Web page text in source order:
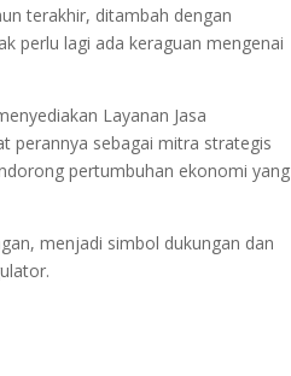
terakhir, ditambah dengan
perlu lagi ada keraguan mengenai
Layanan Jasa
perannya sebagai mitra strategis
pertumbuhan ekonomi yang
menjadi simbol dukungan dan